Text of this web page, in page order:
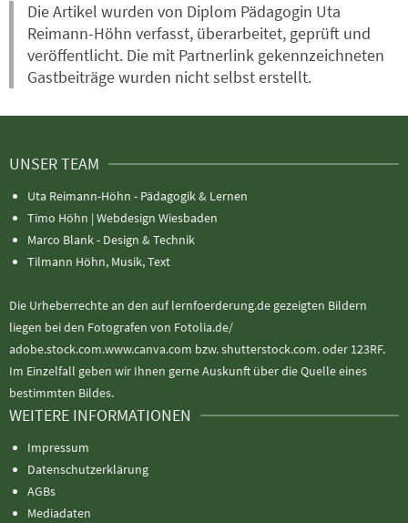
Die Artikel wurden von Diplom Pädagogin Uta
Reimann-Höhn verfasst, überarbeitet, geprüft und
veröffentlicht. Die mit Partnerlink gekennzeichneten
Gastbeiträge wurden nicht selbst erstellt.
UNSER TEAM
Uta Reimann-Höhn - Pädagogik & Lernen
Timo Höhn | Webdesign Wiesbaden
Marco Blank - Design & Technik
Tilmann Höhn, Musik, Text
Die Urheberrechte an den auf lernfoerderung.de gezeigten Bildern
liegen bei den Fotografen von Fotolia.de/
adobe.stock.com.www.canva.com bzw. shutterstock.com. oder 123RF.
Im Einzelfall geben wir Ihnen gerne Auskunft über die Quelle eines
bestimmten Bildes.
WEITERE INFORMATIONEN
Impressum
Datenschutzerklärung
AGBs
Mediadaten